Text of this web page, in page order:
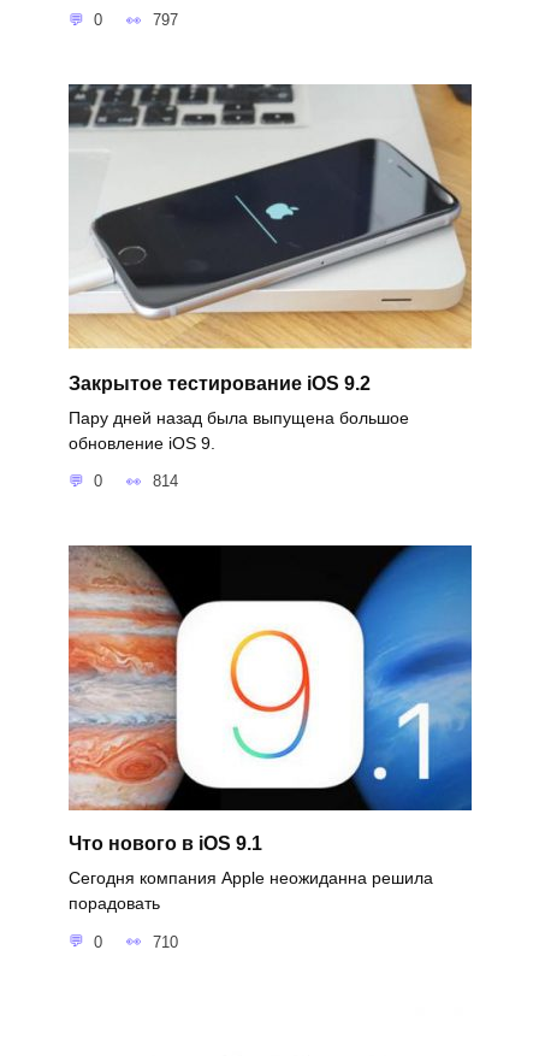
0 797
Закрытое тестирование iOS 9.2
Пару дней назад была выпущена большое
обновление iOS 9.
0 814
Что нового в iOS 9.1
Сегодня компания Apple неожиданна решила
порадовать
0 710